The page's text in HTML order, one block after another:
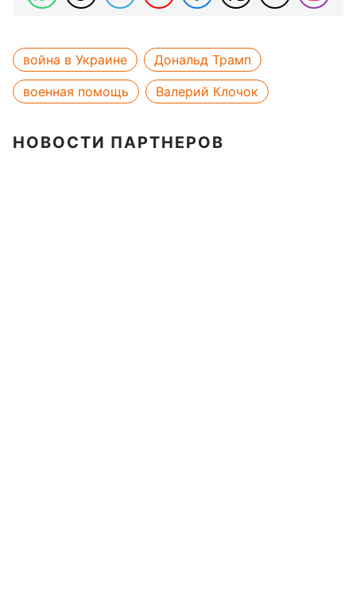
война в Украине
Дональд Трамп
военная помощь
Валерий Клочок
НОВОСТИ ПАРТНЕРОВ